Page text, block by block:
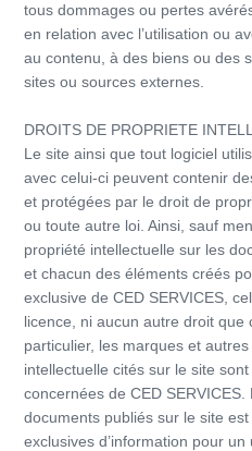
tous dommages ou pertes
en relation avec l’utilisation ou
au contenu, à des biens ou des
sites ou sources externes.
DROITS DE PROPRIETE
Le site ainsi que tout logiciel
avec celui-ci peuvent contenir
et protégées par le droit de
ou toute autre loi. Ainsi, sauf
propriété intellectuelle sur les
et chacun des éléments créés
exclusive de CED SERVICES,
licence, ni aucun autre droit que
particulier, les marques et
intellectuelle cités sur le site
concernées de CED
documents publiés sur le site
exclusives d’information pour un